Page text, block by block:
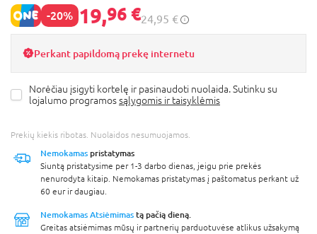
-20% 19,96 €24,95 €
Perkant papildomą prekę internetu
Norėčiau įsigyti kortelę ir pasinaudoti nuolaida. Sutinku su
lojalumo programossąlygomis ir taisyklėmis
Prekių kiekis ribotas. Nuolaidos nesumuojamos.
Nemokamas pristatymas
Siuntą pristatysime per 1-3 darbo dienas, jeigu prie prekės
nenurodyta kitaip. Nemokamas pristatymas į paštomatus perkant už
60 eur ir daugiau.
Nemokamas Atsiėmimas tą pačią dieną.
Greitas atsiėmimas mūsų ir partnerių parduotuvėse atlikus užsakymą